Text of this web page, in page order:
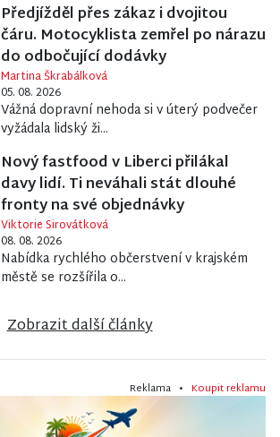
Předjížděl přes zákaz i dvojitou
čáru. Motocyklista zemřel po nárazu
do odbočující dodávky
Martina Škrabálková
05. 08. 2026
Vážná dopravní nehoda si v úterý podvečer
vyžádala lidský ži...
Nový fastfood v Liberci přilákal
davy lidí. Ti neváhali stát dlouhé
fronty na své objednávky
Viktorie Sirovátková
08. 08. 2026
Nabídka rychlého občerstvení v krajském
městě se rozšířila o...
Zobrazit další články
Reklama • Koupit reklamu